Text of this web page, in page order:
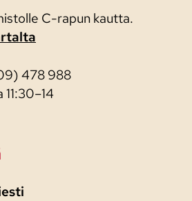
C-rapun kautta.
478 988
11:30–14